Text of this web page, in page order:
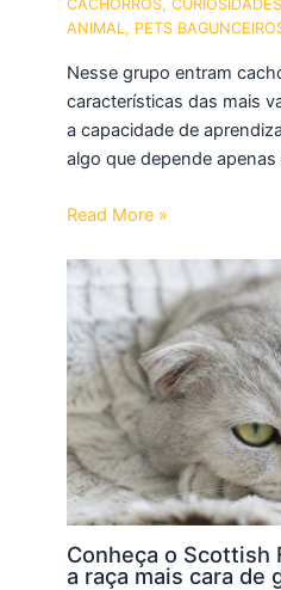
CACHORROS,
ANIMAL , PETS
Nesse grupo entram
características das mais
a capacidade de
algo que depende
Read More »
Conheça o Scottish
a raça mais cara de